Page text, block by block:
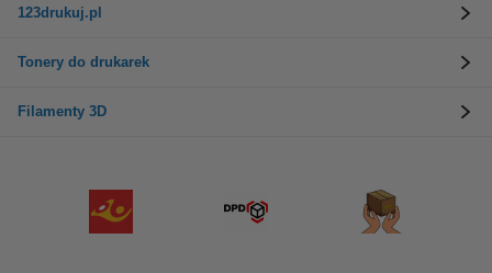
123drukuj.pl
Tonery do drukarek
Filamenty 3D